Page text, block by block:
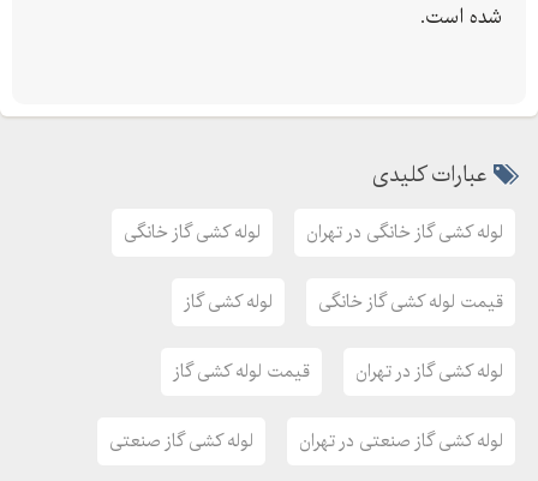
شده است.
عبارات کلیدی
لوله کشی گاز خانگی در تهران لوله کشی گاز خانگی
قیمت لوله کشی گاز خانگی لوله کشی گاز
لوله کشی گاز در تهران قیمت لوله کشی گاز
لوله کشی گاز صنعتی در تهران لوله کشی گاز صنعتی